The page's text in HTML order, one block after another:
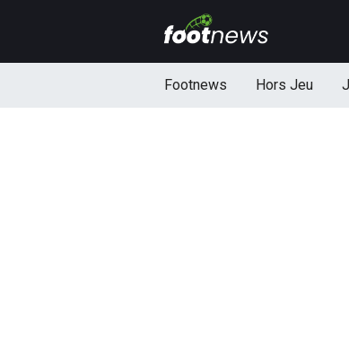
Footnews Hors Jeu